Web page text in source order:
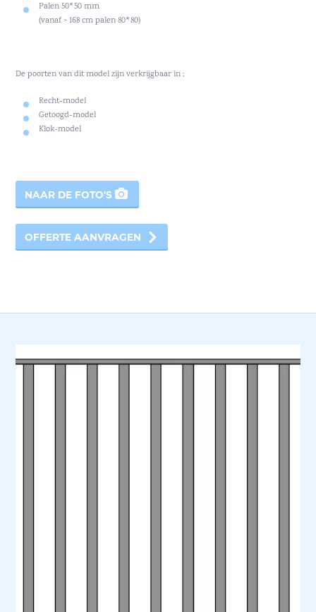
Palen 50*50 mm
(vanaf > 168 cm palen 80*80)
De poorten van dit model zijn verkrijgbaar in ;
Recht-model
Getoogd-model
Klok-model
NAAR DE FOTO'S
OFFERTE AANVRAGEN